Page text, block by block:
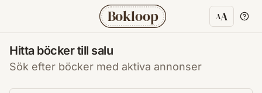
Bokloop AA
Hitta böcker till salu
Sök efter böcker med aktiva annonser